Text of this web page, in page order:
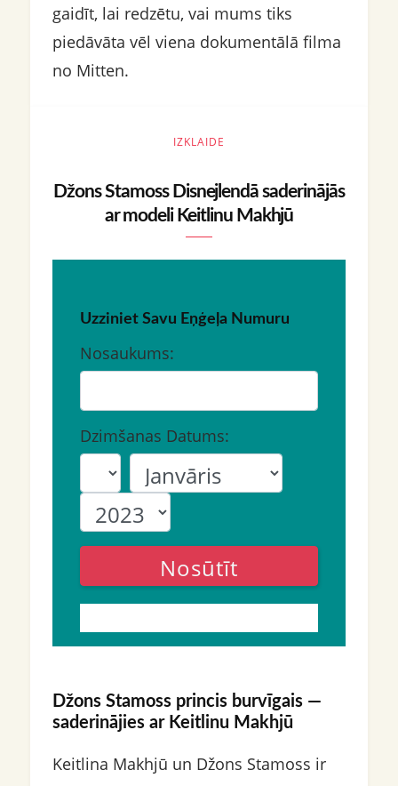
gaidīt, lai redzētu, vai mums tiks
piedāvāta vēl viena dokumentālā filma
no Mitten.
IZKLAIDE
Džons Stamoss Disnejlendā saderinājās
ar modeli Keitlinu Makhjū
Uzziniet Savu Eņģeļa Numuru
Nosaukums:
Dzimšanas Datums:
Nosūtīt
Džons Stamoss princis burvīgais —
saderinājies ar Keitlinu Makhjū
Keitlina Makhjū un Džons Stamoss ir